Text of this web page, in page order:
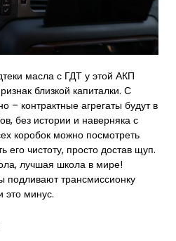
масла с ГДТ у этой АКП
близкой капиталки. С
– контрактные агрегаты будут в
без истории и наверняка с
коробок можно посмотреть
его чистоту, просто достав щуп.
лучшая школа в мире!
подливают трансмиссионку
это минус.